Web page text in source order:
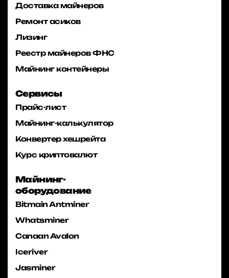
Доставка майнеров
Ремонт асиков
Лизинг
Реестр майнеров ФНС
Майнинг контейнеры
Сервисы
Прайс-лист
Майнинг-калькулятор
Конвертер хешрейта
Курс криптовалют
Майнинг-
оборудование
Bitmain Antminer
Whatsminer
Canaan Avalon
Iceriver
Jasminer